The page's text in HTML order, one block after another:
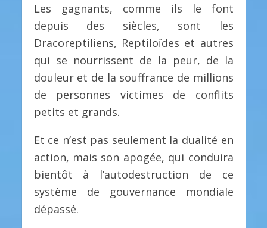
Les gagnants, comme ils le font
depuis des siècles, sont les
Dracoreptiliens, Reptiloïdes et autres
qui se nourrissent de la peur, de la
douleur et de la souffrance de millions
de personnes victimes de conflits
petits et grands.
Et ce n’est pas seulement la dualité en
action, mais son apogée, qui conduira
bientôt à l’autodestruction de ce
système de gouvernance mondiale
dépassé.